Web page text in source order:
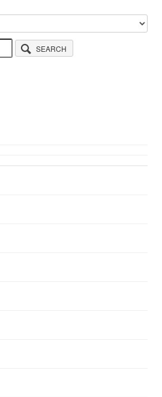
SEARCH